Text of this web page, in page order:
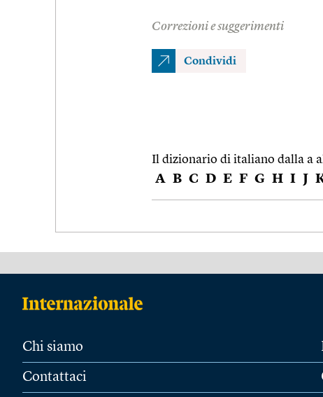
Correzioni e suggerimenti
Condividi
Il dizionario di italiano dalla a
A B C D E F G H I J
Chi siamo
Contattaci